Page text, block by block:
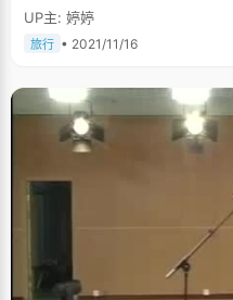
UP主: 婷婷
旅行 • 2021/11/16